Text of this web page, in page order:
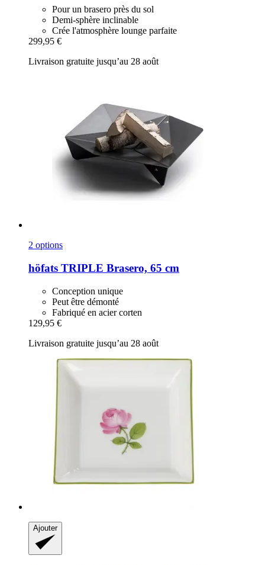
Pour un brasero près du sol
Demi-sphère inclinable
Crée l'atmosphère lounge parfaite
299,95 €
Livraison gratuite jusqu’au 28 août
2 options
höfats TRIPLE Brasero, 65 cm
Conception unique
Peut être démonté
Fabriqué en acier corten
129,95 €
Livraison gratuite jusqu’au 28 août
Ajouter